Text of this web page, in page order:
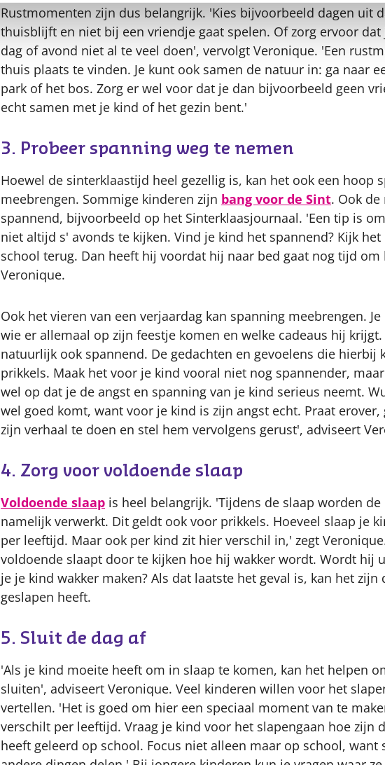
Rustmomenten zijn dus belangrijk. 'Kies bijvoorbeeld dagen uit
thuisblijft en niet bij een vriendje gaat spelen. Of zorg ervoor
dag of avond niet al te veel doen', vervolgt Veronique. 'Een
thuis plaats te vinden. Je kunt ook samen de natuur in: ga naar
park of het bos. Zorg er wel voor dat je dan bijvoorbeeld geen
echt samen met je kind of het gezin bent.'
3. Probeer spanning weg te nemen
Hoewel de sinterklaastijd heel gezellig is, kan het ook een hoop
meebrengen. Sommige kinderen zijn bang voor de Sint. Ook
spannend, bijvoorbeeld op het Sinterklaasjournaal. 'Een tip is
niet altijd s' avonds te kijken. Vind je kind het spannend? Kijk
school terug. Dan heeft hij voordat hij naar bed gaat nog tijd om
Veronique.
Ook het vieren van een verjaardag kan spanning meebrengen.
wie er allemaal op zijn feestje komen en welke cadeaus hij
natuurlijk ook spannend. De gedachten en gevoelens die hierbij
prikkels. Maak het voor je kind vooral niet nog spannender,
wel op dat je de angst en spanning van je kind serieus neemt.
wel goed komt, want voor je kind is zijn angst echt. Praat
zijn verhaal te doen en stel hem vervolgens gerust', adviseert
4. Zorg voor voldoende slaap
Voldoende slaap is heel belangrijk. 'Tijdens de slaap worden
namelijk verwerkt. Dit geldt ook voor prikkels. Hoeveel slaap je
per leeftijd. Maar ook per kind zit hier verschil in,' zegt
voldoende slaapt door te kijken hoe hij wakker wordt. Wordt hij
je je kind wakker maken? Als dat laatste het geval is, kan het
geslapen heeft.
5. Sluit de dag af
'Als je kind moeite heeft om in slaap te komen, kan het helpen
sluiten', adviseert Veronique. Veel kinderen willen voor het
vertellen. 'Het is goed om hier een speciaal moment van te
verschilt per leeftijd. Vraag je kind voor het slapengaan hoe zijn
heeft geleerd op school. Focus niet alleen maar op school,